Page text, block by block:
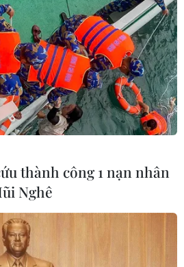
MỤC
hoạch phát
dân dụng
thành công 1 nạn nhân
Nghê